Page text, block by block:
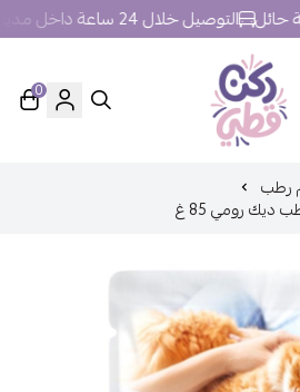
التوصيل خلال 24 ساعة داخل مدينة حائل.
ركن قطي
0
رطب
رومي 85 غ